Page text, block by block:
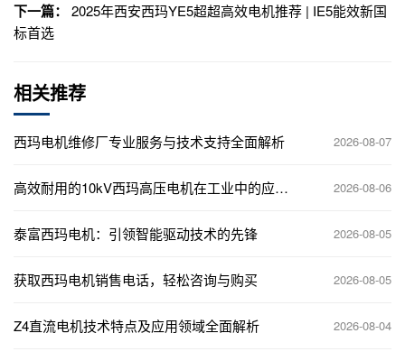
下一篇：
2025年西安西玛YE5超超高效电机推荐 | IE5能效新国
标首选
相关推荐
西玛电机维修厂专业服务与技术支持全面解析 2026-08-07
高效耐用的10kV西玛高压电机在工业中的应用
2026-08-06
泰富西玛电机：引领智能驱动技术的先锋 2026-08-05
获取西玛电机销售电话，轻松咨询与购买 2026-08-05
Z4直流电机技术特点及应用领域全面解析 2026-08-04